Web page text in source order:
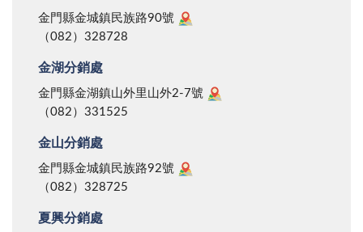
金門縣金城鎮民族路90號
（082）328728
金湖分銷處
金門縣金湖鎮山外里山外2-7號
（082）331525
金山分銷處
金門縣金城鎮民族路92號
（082）328725
夏興分銷處